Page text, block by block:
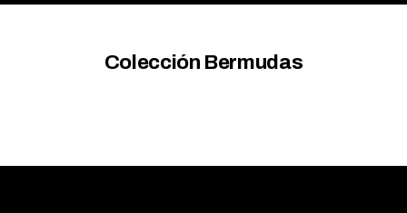
Colección Bermudas